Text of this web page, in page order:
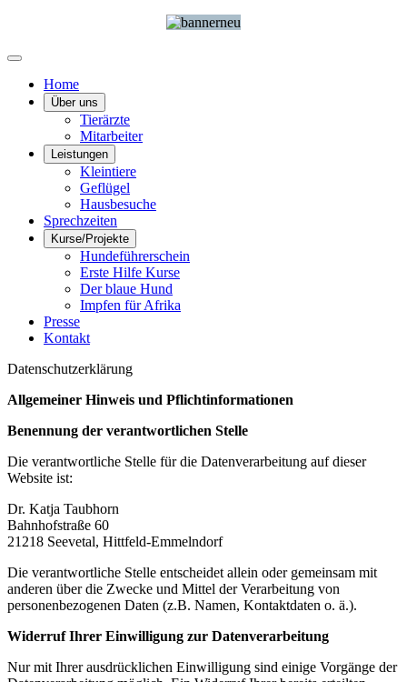
Home
Über uns
Tierärzte
Mitarbeiter
Leistungen
Kleintiere
Geflügel
Hausbesuche
Sprechzeiten
Kurse/Projekte
Hundeführerschein
Erste Hilfe Kurse
Der blaue Hund
Impfen für Afrika
Presse
Kontakt
Datenschutzerklärung
Allgemeiner Hinweis und Pflichtinformationen
Benennung der verantwortlichen Stelle
Die verantwortliche Stelle für die Datenverarbeitung auf dieser
Website ist:
Dr. Katja Taubhorn
Bahnhofstraße 60
21218 Seevetal, Hittfeld-Emmelndorf
Die verantwortliche Stelle entscheidet allein oder gemeinsam mit
anderen über die Zwecke und Mittel der Verarbeitung von
personenbezogenen Daten (z.B. Namen, Kontaktdaten o. ä.).
Widerruf Ihrer Einwilligung zur Datenverarbeitung
Nur mit Ihrer ausdrücklichen Einwilligung sind einige Vorgänge der